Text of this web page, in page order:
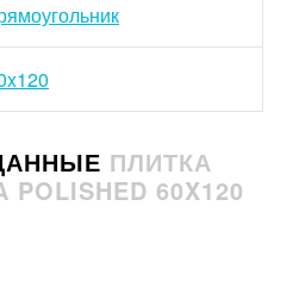
ПЛИТКА
POLISHED 60X120